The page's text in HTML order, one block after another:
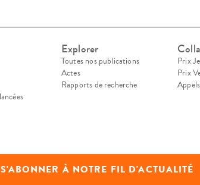
Explorer
Toutes nos publications
Actes
Rapports de recherche
Prix
Prix
S'ABONNER À NOTRE FIL D'ACTUALITÉ